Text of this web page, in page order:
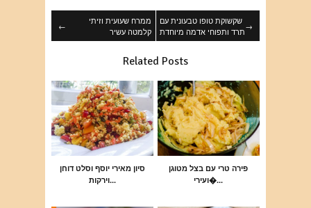
←
ממרח שעועית וזיתי
קלמטה עשיר
שקשוקת טופו טבעונית עם
תרד ותפוחי אדמה מיוחדת→
Related Posts
סיון מאירי יוסף וסלט דוחן
וירקות...
פירה טרי עם בצל מטוגן
ועירי�...